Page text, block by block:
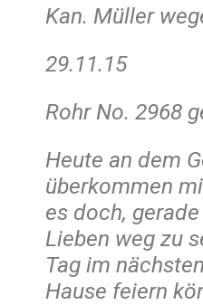
Kan. Müller
29.11.15
Rohr No. 2968
Heute an dem
überkommen
es doch,
Lieben weg zu
Tag im
Hause feiern